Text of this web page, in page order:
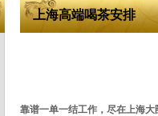
上海高端喝茶安排
靠谱一单一结工作，尽在上海大